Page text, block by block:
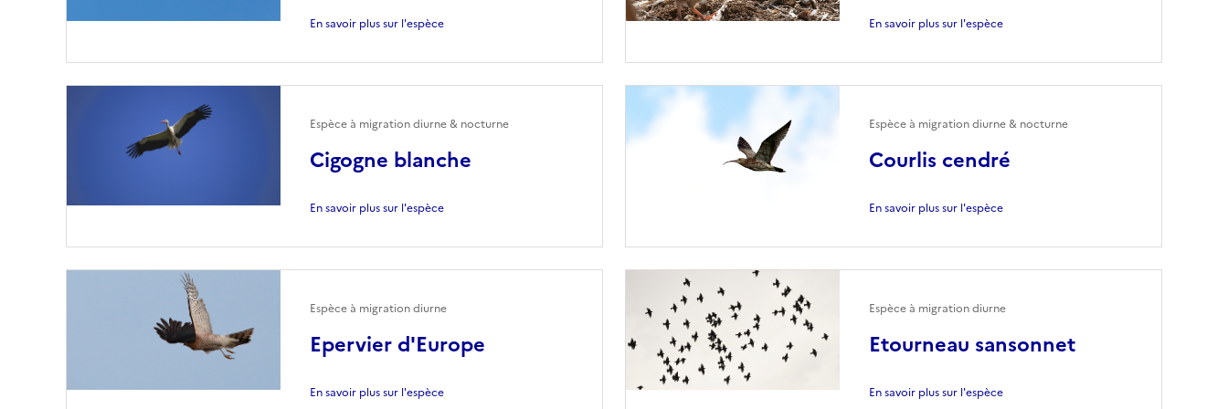
En savoir plus sur l'espèce En savoir plus sur l'espèce
Cigogne blanche
Espèce à migration diurne & nocturne
En savoir plus sur l'espèce
Courlis cendré
Espèce à migration diurne & nocturne
En savoir plus sur l'espèce
Epervier d'Europe
Espèce à migration diurne
En savoir plus sur l'espèce
Etourneau sansonnet
Espèce à migration diurne
En savoir plus sur l'espèce